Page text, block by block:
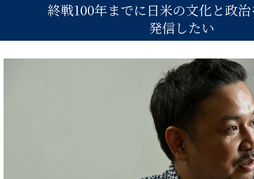
終戦100年までに日米の文化と政治
発信したい